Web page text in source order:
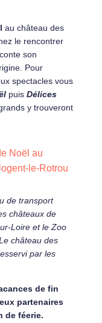
au château des
le rencontrer
son
Pour
spectacles vous
puis Délices
y trouveront
Noël au
le-Rotrou
de transport
châteaux de
Loire et le Zoo
château des
par les
de fin
partenaires
de féerie.